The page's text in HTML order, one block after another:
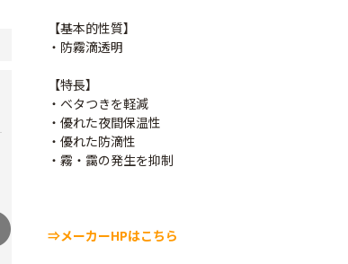
【基本的性質】
・防霧滴透明
【特長】
・ベタつきを軽減
・優れた夜間保温性
・優れた防滴性
・霧・靄の発生を抑制
⇒メーカーHPはこちら